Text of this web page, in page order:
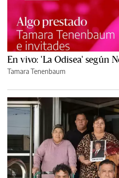
En vivo: 'La Odisea' según
Tamara Tenenbaum